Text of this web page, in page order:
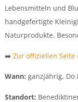
Lebensmitteln und
handgefertigte
Naturprodukte.
➡️ Zur offiziellen
Wann: ganzjährig, Do
Standort: